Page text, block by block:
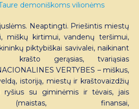
demoniškoms vilionėms
Neaptingti. Priešintis miestų
miškų kirtimui, vandenų teršimui,
piktybiškai savivalei, naikinant
gerąsias, tvariąsias
VERTYBES – miškus,
istoriją, miestų ir kraštovaizdžių
ryšius su giminėmis ir tėvais, jais
finansai,